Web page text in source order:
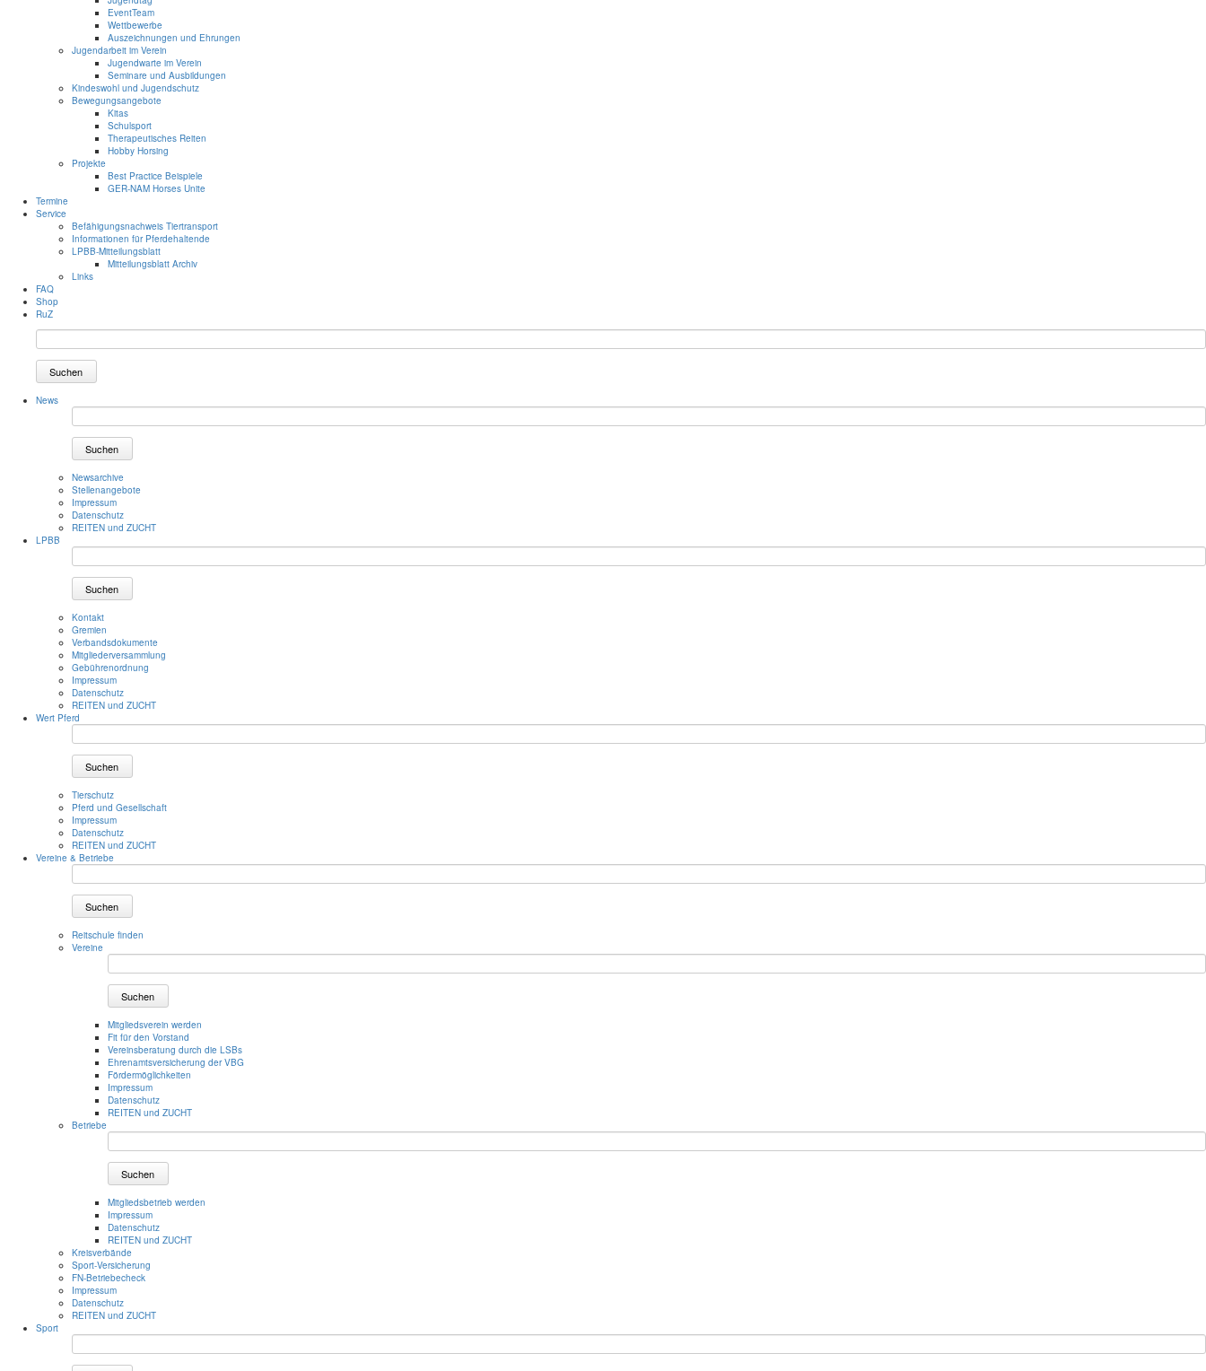
EventTeam
Wettbewerbe
Auszeichnungen und Ehrungen
Jugendarbeit im Verein
Jugendwarte im Verein
Seminare und Ausbildungen
Kindeswohl und Jugendschutz
Bewegungsangebote
Kitas
Schulsport
Therapeutisches Reiten
Hobby Horsing
Projekte
Best Practice Beispiele
GER-NAM Horses Unite
Termine
Service
Befähigungsnachweis Tiertransport
Informationen für Pferdehaltende
LPBB-Mitteilungsblatt
Mitteilungsblatt Archiv
Links
FAQ
Shop
RuZ
Suchen
News
Suchen
Newsarchive
Stellenangebote
Impressum
Datenschutz
REITEN und ZUCHT
LPBB
Suchen
Kontakt
Gremien
Verbandsdokumente
Mitgliederversammlung
Gebührenordnung
Impressum
Datenschutz
REITEN und ZUCHT
Wert Pferd
Suchen
Tierschutz
Pferd und Gesellschaft
Impressum
Datenschutz
REITEN und ZUCHT
Vereine & Betriebe
Suchen
Reitschule finden
Vereine
Suchen
Mitgliedsverein werden
Fit für den Vorstand
Vereinsberatung durch die LSBs
Ehrenamtsversicherung der VBG
Fördermöglichkeiten
Impressum
Datenschutz
REITEN und ZUCHT
Betriebe
Suchen
Mitgliedsbetrieb werden
Impressum
Datenschutz
REITEN und ZUCHT
Kreisverbände
Sport-Versicherung
FN-Betriebecheck
Impressum
Datenschutz
REITEN und ZUCHT
Sport